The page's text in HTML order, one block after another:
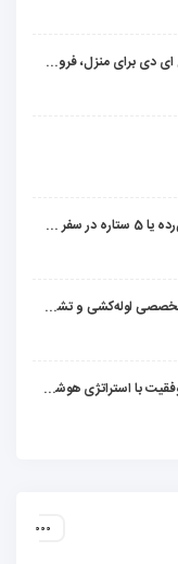
بهترین ایده‌های نورپردازی دکوراتیو با ال ای دی برای منزل، فروشگاه و دفتر کار
مقایسه هزینه اقامت هتل معمولی، میان‌رده یا 5 ستاره در سفر زیارتی عراق
لوله بازکنی قزوین، تخلیه چاه و خدمات تخصصی لوله‌کشی و تشخیص ترکیدگی
آیا پیجهای اینستاگرام درآمد دارند؟ راز موفقیت با استراتژی هوشمندانه